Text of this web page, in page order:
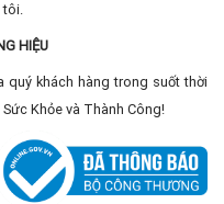
tôi.
HIỆU
quý khách hàng trong suốt thời
Khỏe và Thành Công!